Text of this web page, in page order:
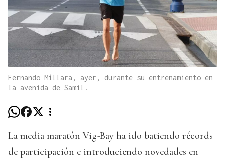
Fernando Míllara, ayer, durante su entrenamiento en
la avenida de Samil.
La media maratón Vig-Bay ha ido batiendo récords
de participación e introduciendo novedades en